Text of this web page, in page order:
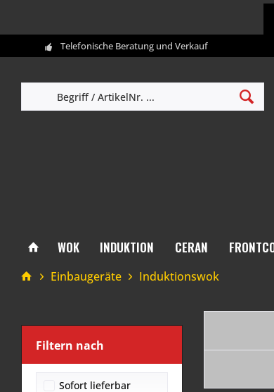
Telefonische Beratung und Verkauf
WOK INDUKTION CERAN
Einbaugeräte Induktionswok
Filtern nach
Sofort lieferbar